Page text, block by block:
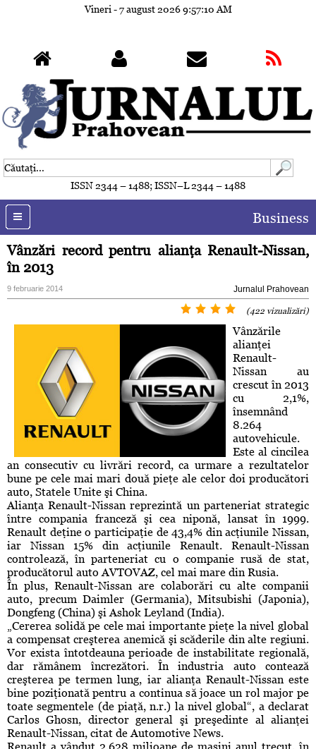
Vineri - 7 august 20269:57:13 AM
ISSN 2344 – 1488; ISSN–L 2344 – 1488
Business
Vânzări record pentru alianţa Renault-Nissan,
în 2013
9 februarie 2014 Jurnalul Prahovean
(422 vizualizări)
Vânzările
alianţei
Renault-
Nissan au
crescut în 2013
cu 2,1%,
însemnând
8.264
autovehicule.
Este al cincilea
an consecutiv cu livrări record, ca urmare a rezultatelor
bune pe cele mai mari două pieţe ale celor doi producători
auto, Statele Unite şi China.
Alianţa Renault-Nissan reprezintă un parteneriat strategic
între compania franceză şi cea niponă, lansat în 1999.
Renault deţine o participaţie de 43,4% din acţiunile Nissan,
iar Nissan 15% din acţiunile Renault. Renault-Nissan
controlează, în parteneriat cu o companie rusă de stat,
producătorul auto AVTOVAZ, cel mai mare din Rusia.
În plus, Renault-Nissan are colaborări cu alte companii
auto, precum Daimler (Germania), Mitsubishi (Japonia),
Dongfeng (China) şi Ashok Leyland (India).
„Cererea solidă pe cele mai importante pieţe la nivel global
a compensat creşterea anemică şi scăderile din alte regiuni.
Vor exista întotdeauna perioade de instabilitate regională,
dar rămânem încrezători. În industria auto contează
creşterea pe termen lung, iar alianţa Renault-Nissan este
bine poziţionată pentru a continua să joace un rol major pe
toate segmentele (de piaţă, n.r.) la nivel global“, a declarat
Carlos Ghosn, director general şi preşedinte al alianţei
Renault-Nissan, citat de Automotive News.